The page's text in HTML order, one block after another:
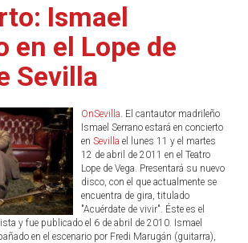
Ismael
en el Lope de
Sevilla
OnSevilla. El cantautor madrileño
Ismael Serrano estará en concierto
en Sevilla el lunes 11 y el martes
12 de abril de 2011 en el Teatro
Lope de Vega. Presentará su nuevo
disco, con el que actualmente se
encuentra de gira, titulado
"Acuérdate de vivir". Éste es el
y fue publicado el 6 de abril de 2010. Ismael
en el escenario por Fredi Marugán (guitarra),